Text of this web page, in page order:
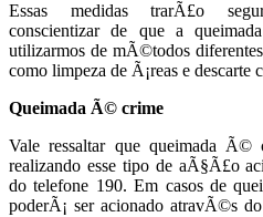
Essas medidas trarÃ£o
conscientizar de que a
utilizarmos de mÃ©todos
como limpeza de Ã¡reas e descarte
Queimada Ã© crime
Vale ressaltar que queimada Ã©
realizando esse tipo de aÃ§Ã£o
do telefone 190. Em casos de
poderÃ¡ ser acionado atravÃ©s